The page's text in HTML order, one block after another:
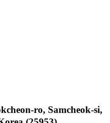
ro, Samcheok-si,